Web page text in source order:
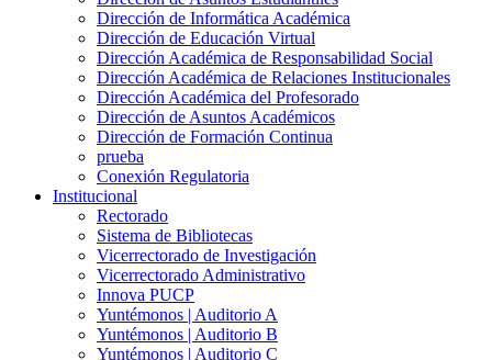
Dirección de Informática Académica
Dirección de Educación Virtual
Dirección Académica de Responsabilidad Social
Dirección Académica de Relaciones Institucionales
Dirección Académica del Profesorado
Dirección de Asuntos Académicos
Dirección de Formación Continua
prueba
Conexión Regulatoria
Institucional
Rectorado
Sistema de Bibliotecas
Vicerrectorado de Investigación
Vicerrectorado Administrativo
Innova PUCP
Yuntémonos | Auditorio A
Yuntémonos | Auditorio B
Yuntémonos | Auditorio C